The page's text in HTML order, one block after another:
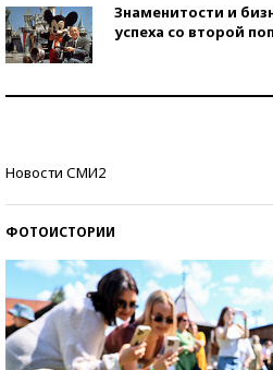
Знаменитости и
успеха со второй
Новости СМИ2
ФОТОИСТОРИИ